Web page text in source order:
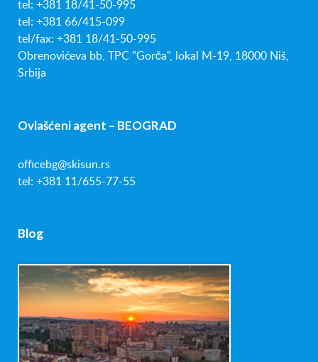
tel: +381 18/41-50-995
tel: +381 66/415-099
tel/fax: +381 18/41-50-995
Obrenovićeva bb, TPC "Gorča", lokal M-19, 18000 Niš,
Srbija
Ovlašćeni agent – BEOGRAD
officebg@skisun.rs
tel: +381 11/655-77-55
Blog